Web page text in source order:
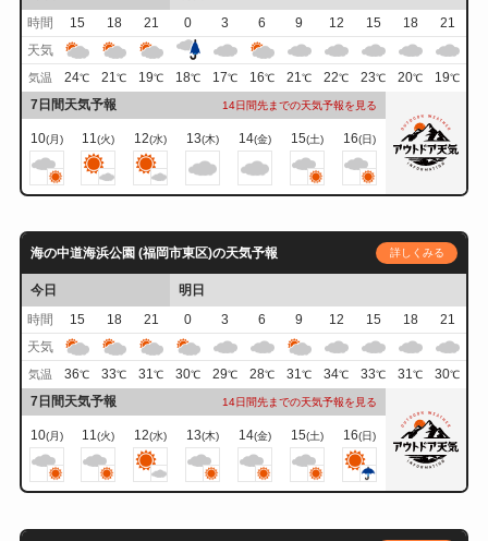
時間
15 18 21 0 3 6 9 12 15 18
21
天気
気温 24℃ 21℃ 19℃ 18℃ 17℃ 16℃ 21℃ 22℃ 23℃ 20℃ 19℃
7日間天気予報 14日間先までの天気予報を見る
10(月) 11(火) 12(水) 13(木) 14(金) 15(土) 16(日)
海の中道海浜公園 (福岡市東区)の天気予報 詳しくみる
今日
明日
時間
15 18 21 0 3 6 9 12 15 18
21
天気
気温 36℃ 33℃ 31℃ 30℃ 29℃ 28℃ 31℃ 34℃ 33℃ 31℃ 30℃
7日間天気予報 14日間先までの天気予報を見る
10(月) 11(火) 12(水) 13(木) 14(金) 15(土) 16(日)